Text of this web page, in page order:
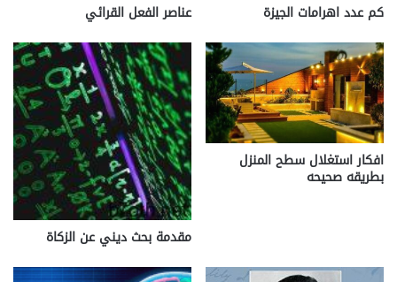
كم عدد اهرامات الجيزة عناصر الفعل القرائي
افكار استغلال سطح المنزل
بطريقه صحيحه
مقدمة بحث ديني عن الزكاة